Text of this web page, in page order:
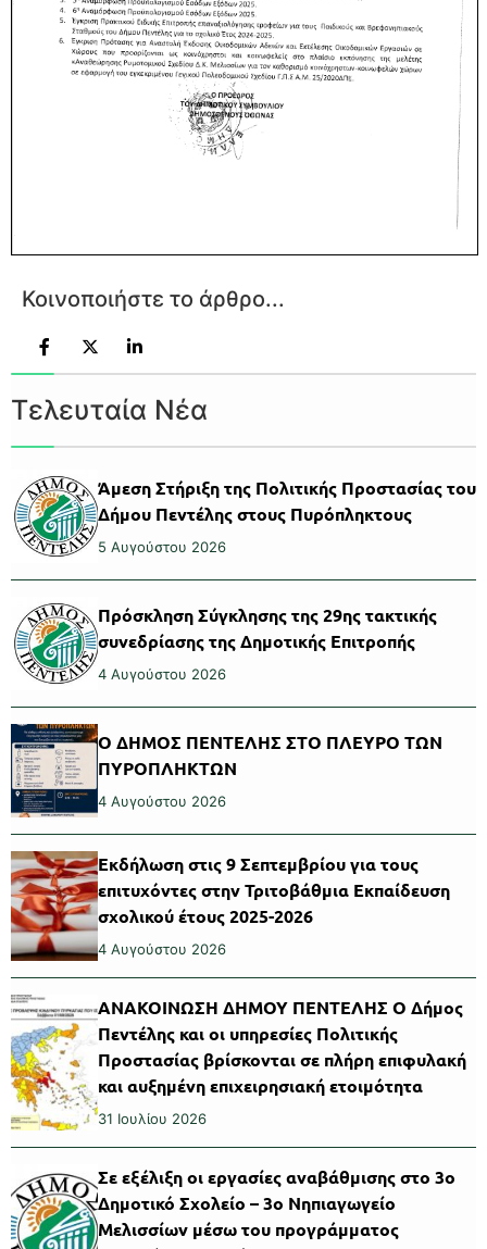
Κοινοποιήστε το άρθρο...
Τελευταία Νέα
Άμεση Στήριξη της Πολιτικής Προστασίας του
Δήμου Πεντέλης στους Πυρόπληκτους
5 Αυγούστου 2026
Πρόσκληση Σύγκλησης της 29ης τακτικής
συνεδρίασης της Δημοτικής Επιτροπής
4 Αυγούστου 2026
Ο ΔΗΜΟΣ ΠΕΝΤΕΛΗΣ ΣΤΟ ΠΛΕΥΡΟ ΤΩΝ
ΠΥΡΟΠΛΗΚΤΩΝ
4 Αυγούστου 2026
Εκδήλωση στις 9 Σεπτεμβρίου για τους
επιτυχόντες στην Τριτοβάθμια Εκπαίδευση
σχολικού έτους 2025-2026
4 Αυγούστου 2026
ΑΝΑΚΟΙΝΩΣΗ ΔΗΜΟΥ ΠΕΝΤΕΛΗΣ Ο Δήμος
Πεντέλης και οι υπηρεσίες Πολιτικής
Προστασίας βρίσκονται σε πλήρη επιφυλακή
και αυξημένη επιχειρησιακή ετοιμότητα
31 Ιουλίου 2026
Σε εξέλιξη οι εργασίες αναβάθμισης στο 3ο
Δημοτικό Σχολείο – 3ο Νηπιαγωγείο
Μελισσίων μέσω του προγράμματος